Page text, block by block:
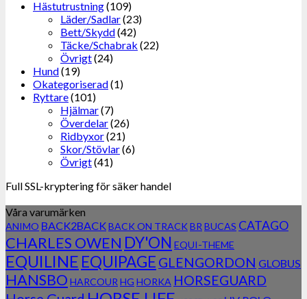
Hästutrustning(109)
Läder/Sadlar(23)
Bett/Skydd(42)
Täcke/Schabrak (22)
Övrigt(24)
Hund(19)
Okategoriserad(1)
Ryttare(101)
Hjälmar(7)
Överdelar(26)
Ridbyxor(21)
Skor/Stövlar(6)
Övrigt(41)
Full SSL-kryptering för säker handel
Våra varumärken
ANIMO BACK2BACKBACK ON TRACK BR BUCAS CATAGO
CHARLES OWEN DY'ON EQUI-THEME
EQUILINE EQUIPAGE GLENGORDON GLOBUS
HANSBO HARCOUR HG HORKA HORSEGUARD